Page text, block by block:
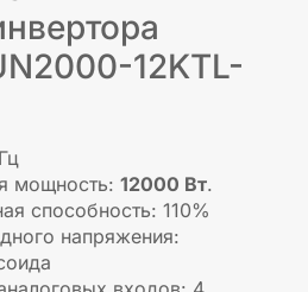
12KTL-
мощность: 12000 Вт.
способность: 110%
напряжения: